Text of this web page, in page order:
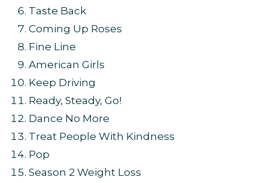
Taste Back
Coming Up Roses
Fine Line
American Girls
Keep Driving
Ready, Steady, Go!
Dance No More
Treat People With Kindness
Pop
Season 2 Weight Loss